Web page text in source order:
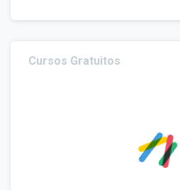
Cursos Gratuitos